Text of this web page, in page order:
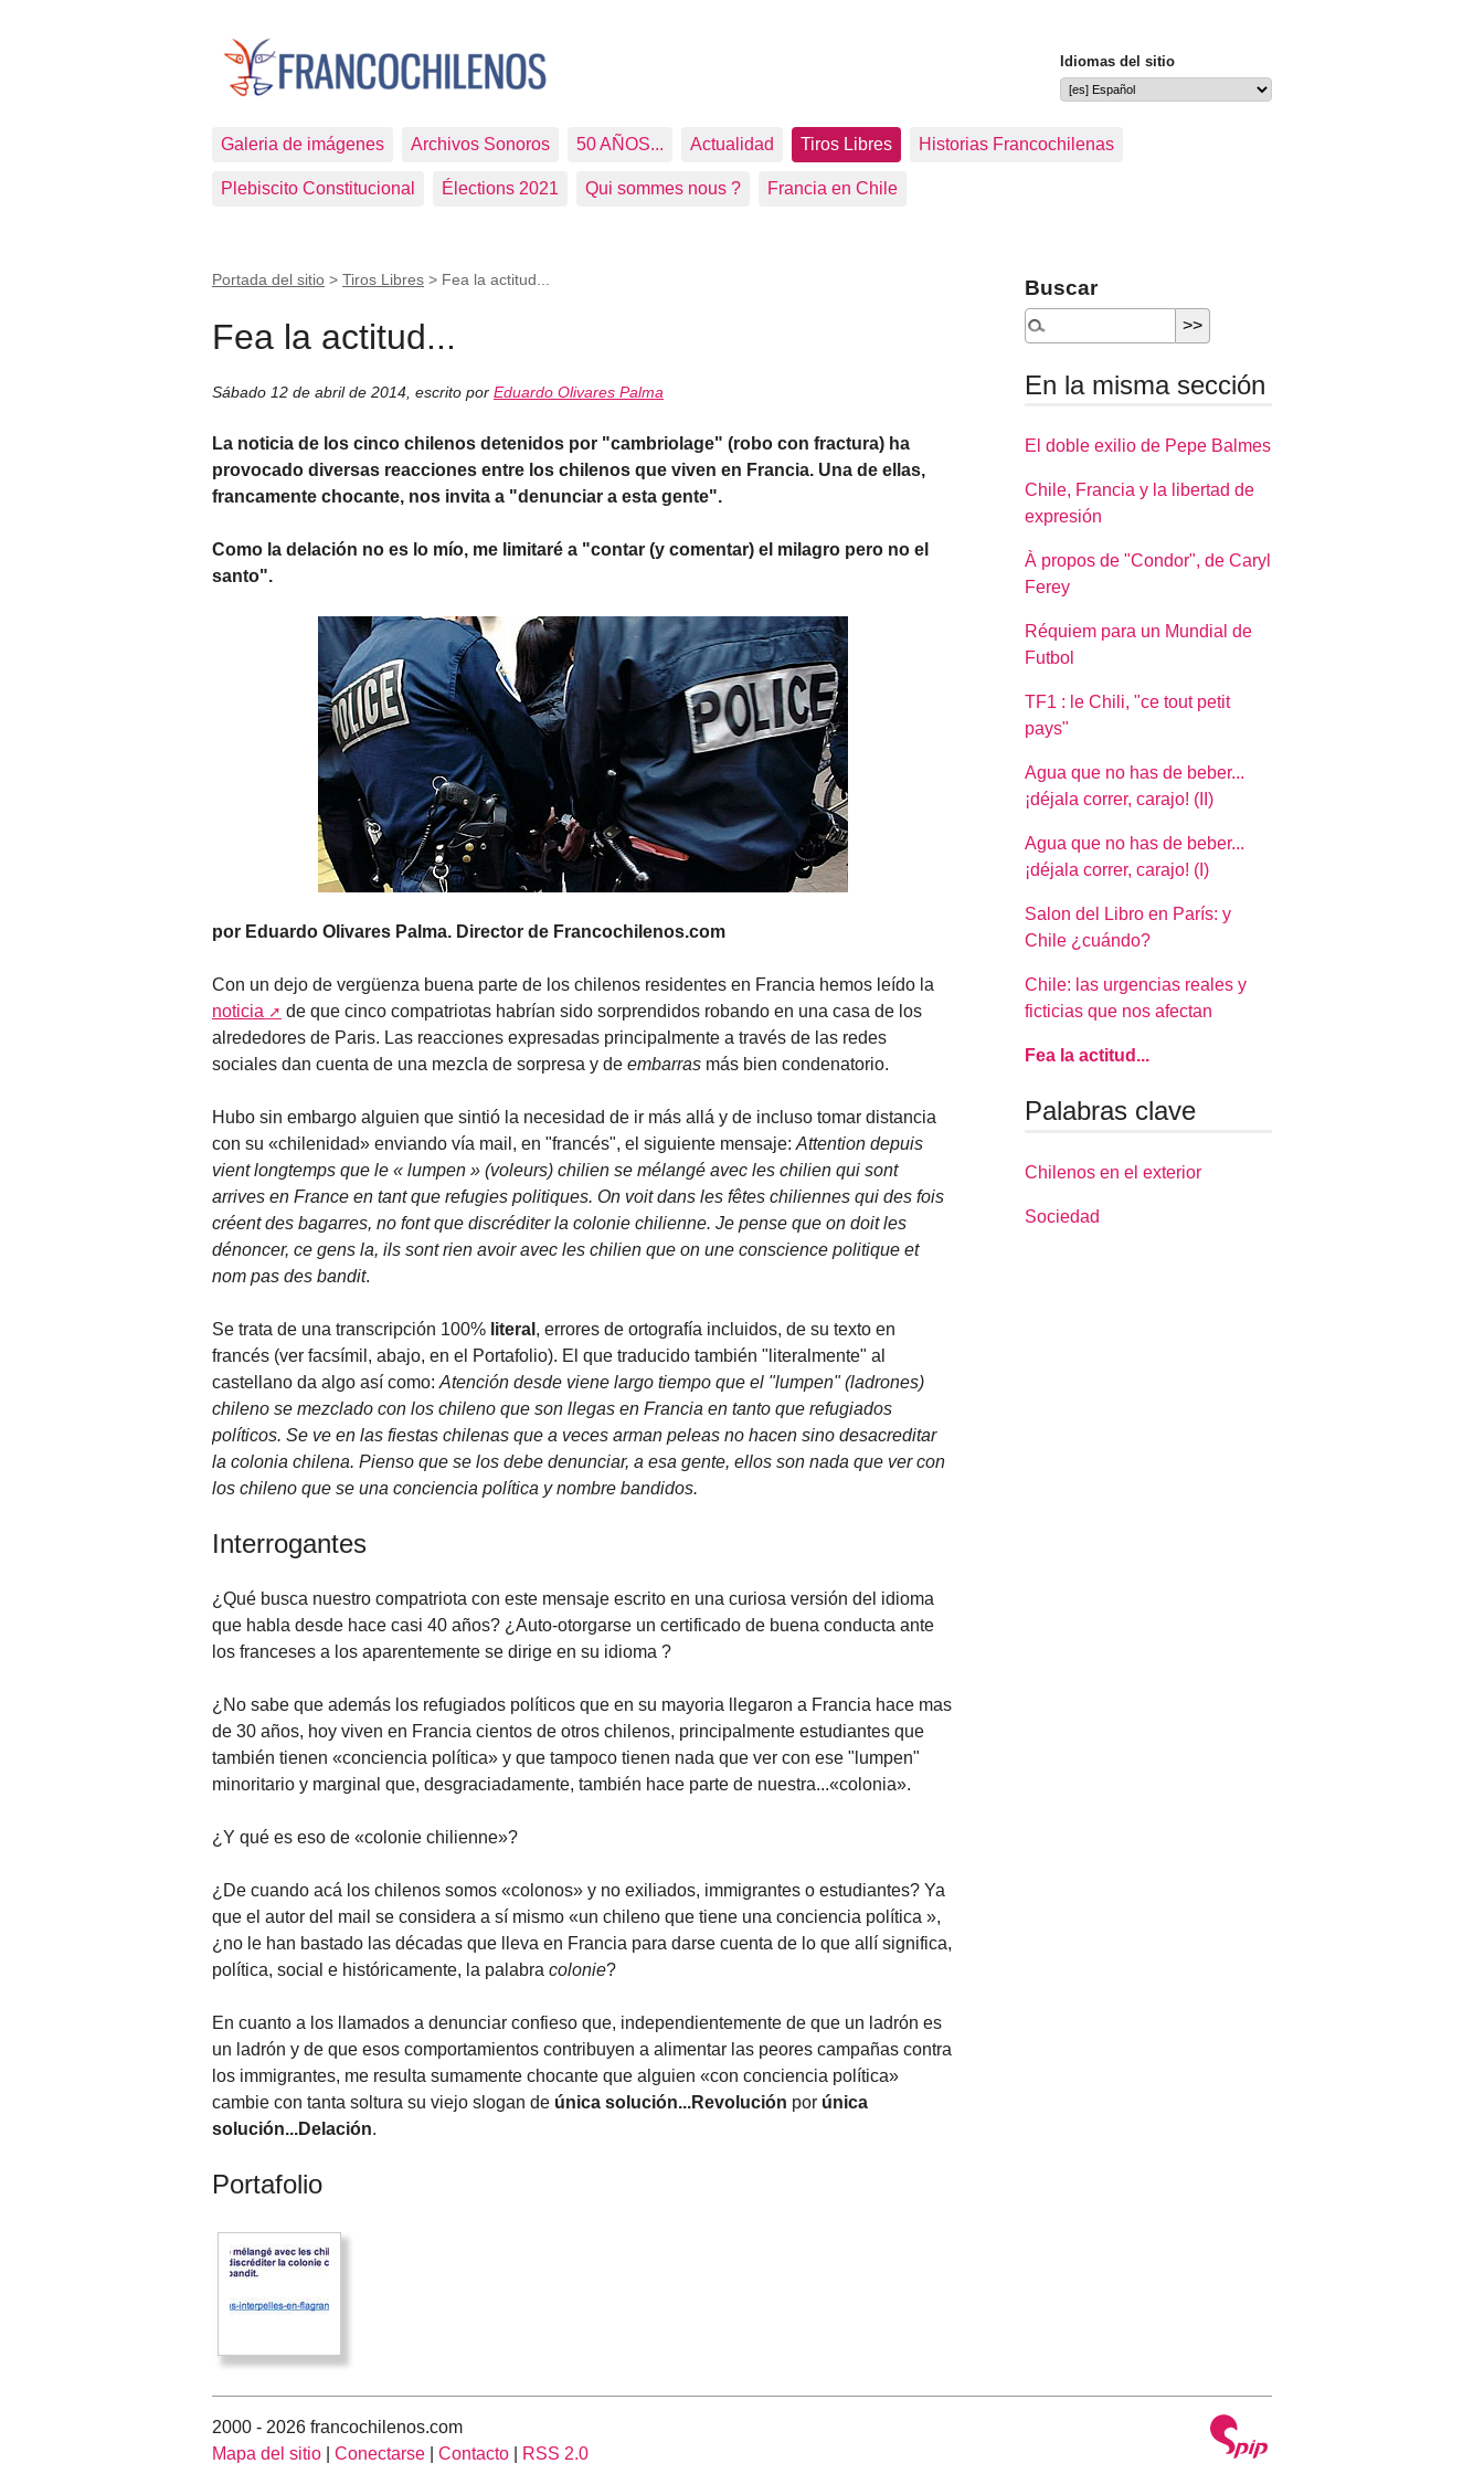
Idiomas del sitio
Galeria de imágenes Archivos Sonoros 50 AÑOS... Actualidad Tiros Libres Historias Francochilenas
Plebiscito Constitucional Élections 2021 Qui sommes nous ? Francia en Chile
Portada del sitio > Tiros Libres > Fea la actitud...
Fea la actitud...
Sábado 12 de abril de 2014 escrito por Eduardo Olivares Palma
La noticia de los cinco chilenos detenidos por "cambriolage" (robo con fractura) ha
provocado diversas reacciones entre los chilenos que viven en Francia. Una de ellas,
francamente chocante, nos invita a "denunciar a esta gente".
Como la delación no es lo mío, me limitaré a "contar (y comentar) el milagro pero no el
santo".
por Eduardo Olivares Palma. Director de Francochilenos.com
Con un dejo de vergüenza buena parte de los chilenos residentes en Francia hemos leído la
noticia
de que cinco compatriotas habrían sido sorprendidos robando en una casa de los
alrededores de Paris. Las reacciones expresadas principalmente a través de las redes
sociales dan cuenta de una mezcla de sorpresa y de embarras más bien condenatorio.
Hubo sin embargo alguien que sintió la necesidad de ir más allá y de incluso tomar distancia
con su «chilenidad» enviando vía mail, en "francés", el siguiente mensaje: Attention depuis
vient longtemps que le « lumpen » (voleurs) chilien se mélangé avec les chilien qui sont
arrives en France en tant que refugies politiques. On voit dans les fêtes chiliennes qui des fois
créent des bagarres, no font que discréditer la colonie chilienne. Je pense que on doit les
dénoncer, ce gens la, ils sont rien avoir avec les chilien que on une conscience politique et
nom pas des bandit.
Se trata de una transcripción 100% literal , errores de ortografía incluidos, de su texto en
francés (ver facsímil, abajo, en el Portafolio). El que traducido también "literalmente" al
castellano da algo así como: Atención desde viene largo tiempo que el "lumpen" (ladrones)
chileno se mezclado con los chileno que son llegas en Francia en tanto que refugiados
políticos. Se ve en las fiestas chilenas que a veces arman peleas no hacen sino desacreditar
la colonia chilena. Pienso que se los debe denunciar, a esa gente, ellos son nada que ver con
los chileno que se una conciencia política y nombre bandidos.
Interrogantes
¿Qué busca nuestro compatriota con este mensaje escrito en una curiosa versión del idioma
que habla desde hace casi 40 años? ¿Auto-otorgarse un certificado de buena conducta ante
los franceses a los aparentemente se dirige en su idioma ?
¿No sabe que además los refugiados políticos que en su mayoria llegaron a Francia hace mas
de 30 años, hoy viven en Francia cientos de otros chilenos, principalmente estudiantes que
también tienen «conciencia política» y que tampoco tienen nada que ver con ese "lumpen"
minoritario y marginal que, desgraciadamente, también hace parte de nuestra...«colonia».
¿Y qué es eso de «colonie chilienne»?
¿De cuando acá los chilenos somos «colonos» y no exiliados, immigrantes o estudiantes? Ya
que el autor del mail se considera a sí mismo «un chileno que tiene una conciencia política »,
¿no le han bastado las décadas que lleva en Francia para darse cuenta de lo que allí significa,
política, social e históricamente, la palabra colonie?
En cuanto a los llamados a denunciar confieso que, independientemente de que un ladrón es
un ladrón y de que esos comportamientos contribuyen a alimentar las peores campañas contra
los immigrantes, me resulta sumamente chocante que alguien «con conciencia política»
cambie con tanta soltura su viejo slogan de única solución...Revolución por única
solución...Delación.
Portafolio
Buscar
En la misma sección
El doble exilio de Pepe Balmes
Chile, Francia y la libertad de
expresión
À propos de "Condor", de Caryl
Ferey
Réquiem para un Mundial de
Futbol
TF1 : le Chili, "ce tout petit
pays"
Agua que no has de beber...
¡déjala correr, carajo! (II)
Agua que no has de beber...
¡déjala correr, carajo! (I)
Salon del Libro en París: y
Chile ¿cuándo?
Chile: las urgencias reales y
ficticias que nos afectan
Fea la actitud...
Palabras clave
Chilenos en el exterior
Sociedad
2000 - 2026 francochilenos.com
Mapa del sitio
Conectarse Contacto RSS 2.0